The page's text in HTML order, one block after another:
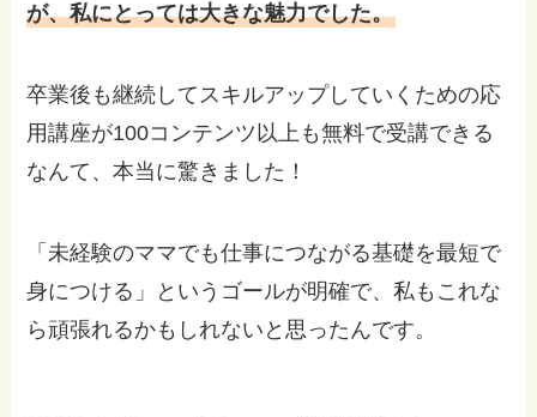
が、私にとっては大きな魅力でした。
卒業後も継続してスキルアップしていくための応
用講座が100コンテンツ以上も無料で受講できる
なんて、本当に驚きました！
「未経験のママでも仕事につながる基礎を最短で
身につける」というゴールが明確で、私もこれな
ら頑張れるかもしれないと思ったんです。